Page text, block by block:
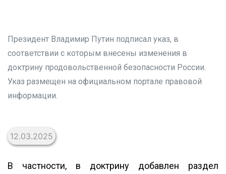
Президент Владимир Путин подписал указ, в
соответствии с которым внесены изменения в
доктрину продовольственной безопасности России.
Указ размещен на официальном портале правовой
информации.
12.03.2025
В частности, в доктрину добавлен раздел